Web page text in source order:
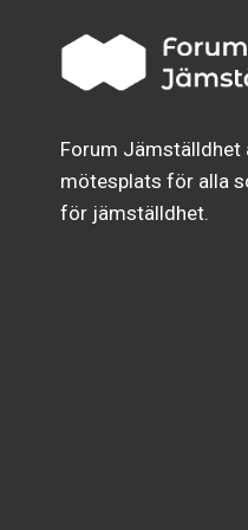
Forum Jämställdhet
mötesplats för alla
för jämställdhet.